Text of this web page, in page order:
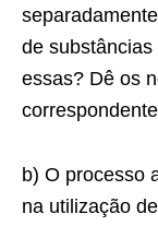
de
essas? Dê os
b) O processo
na utilização